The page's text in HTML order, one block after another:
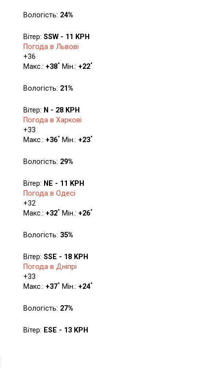
Вологість: 24%
Вітер: SSW - 11 KPH
Погода в Львові
+36
Макс.: +38° Мін.: +22°
Вологість: 21%
Вітер: N - 28 KPH
Погода в Харкові
+33
Макс.: +36° Мін.: +23°
Вологість: 29%
Вітер: NE - 11 KPH
Погода в Одесі
+32
Макс.: +32° Мін.: +26°
Вологість: 35%
Вітер: SSE - 18 KPH
Погода в Дніпрі
+33
Макс.: +37° Мін.: +24°
Вологість: 27%
Вітер: ESE - 13 KPH